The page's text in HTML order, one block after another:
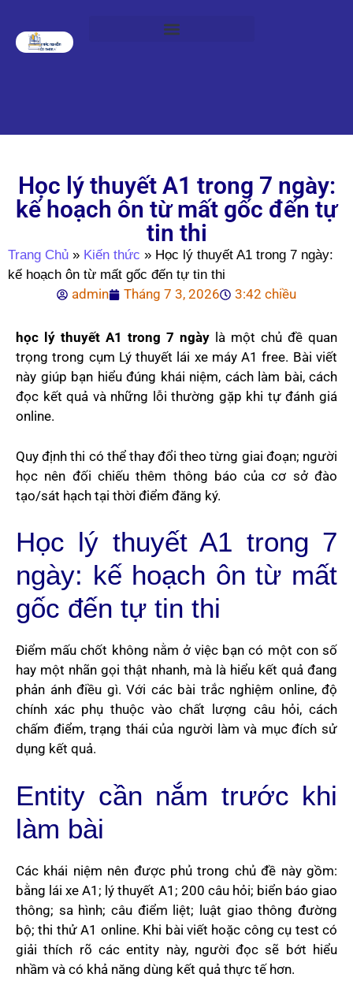
Học lý thuyết A1 trong 7 ngày:
kế hoạch ôn từ mất gốc đến tự
tin thi
Trang Chủ » Kiến thức » Học lý thuyết A1 trong 7 ngày:
kế hoạch ôn từ mất gốc đến tự tin thi
admin Tháng 7 3, 2026 3:42 chiều
học lý thuyết A1 trong 7 ngày là một chủ đề quan
trọng trong cụm Lý thuyết lái xe máy A1 free. Bài viết
này giúp bạn hiểu đúng khái niệm, cách làm bài, cách
đọc kết quả và những lỗi thường gặp khi tự đánh giá
online.
Quy định thi có thể thay đổi theo từng giai đoạn; người
học nên đối chiếu thêm thông báo của cơ sở đào
tạo/sát hạch tại thời điểm đăng ký.
Học lý thuyết A1 trong 7
ngày: kế hoạch ôn từ mất
gốc đến tự tin thi
Điểm mấu chốt không nằm ở việc bạn có một con số
hay một nhãn gọi thật nhanh, mà là hiểu kết quả đang
phản ánh điều gì. Với các bài trắc nghiệm online, độ
chính xác phụ thuộc vào chất lượng câu hỏi, cách
chấm điểm, trạng thái của người làm và mục đích sử
dụng kết quả.
Entity cần nắm trước khi
làm bài
Các khái niệm nên được phủ trong chủ đề này gồm:
bằng lái xe A1; lý thuyết A1; 200 câu hỏi; biển báo giao
thông; sa hình; câu điểm liệt; luật giao thông đường
bộ; thi thử A1 online. Khi bài viết hoặc công cụ test có
giải thích rõ các entity này, người đọc sẽ bớt hiểu
nhầm và có khả năng dùng kết quả thực tế hơn.